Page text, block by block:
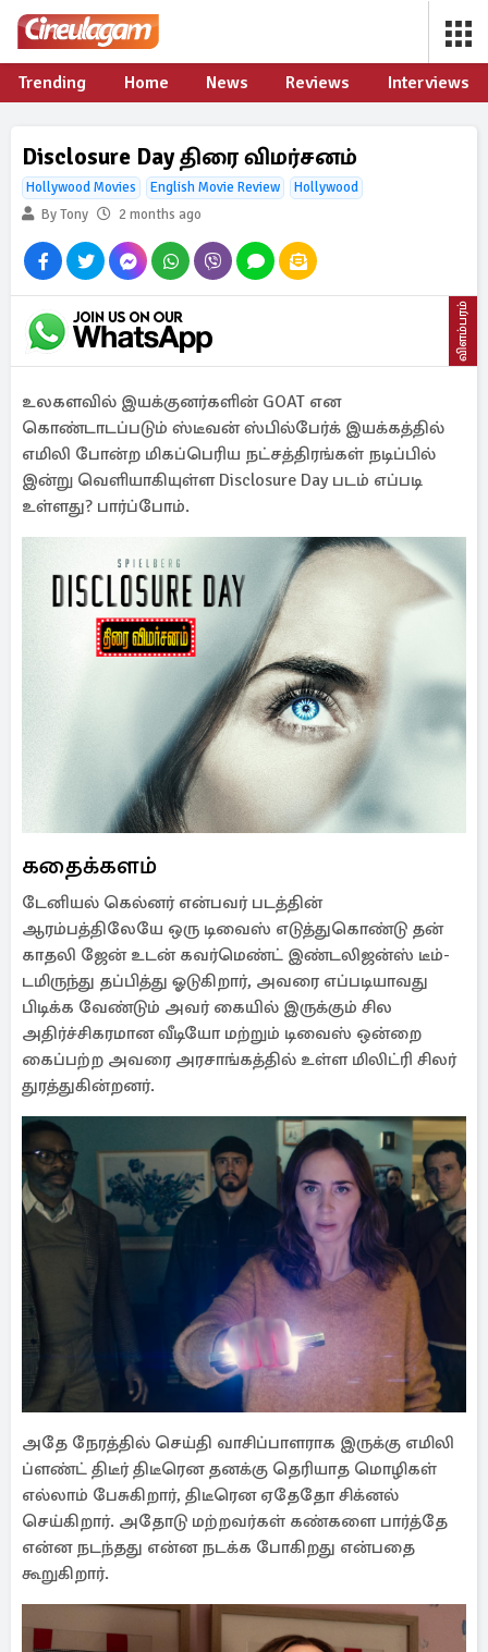
Trending Home News Reviews Interviews
Disclosure Day திரை விமர்சனம்
Hollywood Movies English Movie Review
Hollywood
By Tony
2 months ago
விளம்பரம்
உலகளவில் இயக்குனர்களின் GOAT என
கொண்டாடப்படும் ஸ்டீவன் ஸ்பில்பேர்க் இயக்கத்தில்
எமிலி போன்ற மிகப்பெரிய நட்சத்திரங்கள் நடிப்பில்
இன்று வெளியாகியுள்ள Disclosure Day படம் எப்படி
உள்ளது? பார்ப்போம்.
கதைக்களம்
டேனியல் கெல்னர் என்பவர் படத்தின்
ஆரம்பத்திலேயே ஒரு டிவைஸ் எடுத்துகொண்டு தன்
காதலி ஜேன் உடன் கவர்மெண்ட் இண்டலிஜன்ஸ் டீம்-
டமிருந்து தப்பித்து ஓடுகிறார், அவரை எப்படியாவது
பிடிக்க வேண்டும் அவர் கையில் இருக்கும் சில
அதிர்ச்சிகரமான வீடியோ மற்றும் டிவைஸ் ஒன்றை
கைப்பற்ற அவரை அரசாங்கத்தில் உள்ள மிலிட்ரி சிலர்
துரத்துகின்றனர்.
அதே நேரத்தில் செய்தி வாசிப்பாளராக இருக்கு எமிலி
ப்ளண்ட் திடீர் திடீரென தனக்கு தெரியாத மொழிகள்
எல்லாம் பேசுகிறார், திடீரென ஏதேதோ சிக்னல்
செய்கிறார். அதோடு மற்றவர்கள் கண்களை பார்த்தே
என்ன நடந்தது என்ன நடக்க போகிறது என்பதை
கூறுகிறார்.